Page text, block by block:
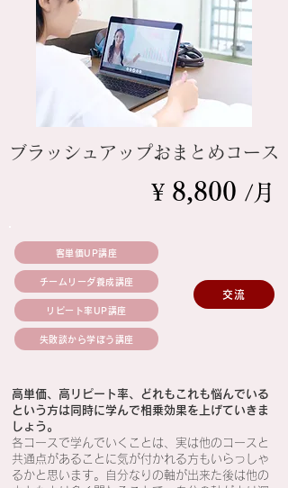
¥ 8,800 /月
ブラッシュアップおまとめコース
客単価UP講座
チームリーダ養成講座
リピート率UP講座
交流
失敗談から学ぼう講座
高単価、高リピート率、どれもこれも悩んでいる
という方は同時に学んで相乗効果を上げていきま
しょう。
各コースで学んでいくことは、実は他のコースと
共通点があることに気が付かれる方もいらっしゃ
るかと思います。自分なりの軸が出来た後は他の